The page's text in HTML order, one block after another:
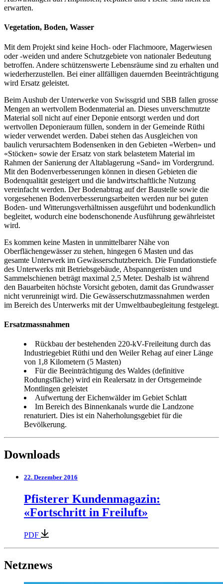
erwarten.
Vegetation, Boden, Wasser
Mit dem Projekt sind keine Hoch- oder Flachmoore, Magerwiesen
oder -weiden und andere Schutzgebiete von nationaler Bedeutung
betroffen. Andere schützenswerte Lebensräume sind zu erhalten und
wiederherzustellen. Bei einer allfälligen dauernden Beeinträchtigung
wird Ersatz geleistet.
Beim Aushub der Unterwerke von Swissgrid und SBB fallen grosse
Mengen an wertvollem Bodenmaterial an. Dieses unverschmutzte
Material soll nicht auf einer Deponie entsorgt werden und dort
wertvollen Deponieraum füllen, sondern in der Gemeinde Rüthi
wieder verwendet werden. Dabei stehen das Ausgleichen von
baulich verursachtem Bodensenken in den Gebieten «Werben» und
«Stöcken» sowie der Ersatz von stark belastetem Material im
Rahmen der Sanierung der Altablagerung «Sand» im Vordergrund.
Mit den Bodenverbesserungen können in diesen Gebieten die
Bodenqualität gesteigert und die landwirtschaftliche Nutzung
vereinfacht werden. Der Bodenabtrag auf der Baustelle sowie die
vorgesehenen Bodenverbesserungsarbeiten werden nur bei guten
Boden- und Witterungsverhältnissen ausgeführt und bodenkundlich
begleitet, wodurch eine bodenschonende Ausführung gewährleistet
wird.
Es kommen keine Masten in unmittelbarer Nähe von
Oberflächengewässer zu stehen, hingegen 6 Masten und das
gesamte Unterwerk im Gewässerschutzbereich. Die Fundationstiefe
des Unterwerks mit Betriebsgebäude, Abspanngerüsten und
Sammelschienen beträgt maximal 2,5 Meter. Deshalb ist während
den Bauarbeiten höchste Vorsicht geboten, damit das Grundwasser
nicht verunreinigt wird. Die Gewässerschutzmassnahmen werden
im Bereich des Unterwerks mit der Umweltbaubegleitung festgelegt.
Ersatzmassnahmen
Rückbau der bestehenden 220-kV-Freileitung durch das
Industriegebiet Rüthi und den Weiler Rehag auf einer Länge
von 1,8 Kilometern (5 Masten)
Für die Beeinträchtigung des Waldes (definitive
Rodungsfläche) wird ein Realersatz in der Ortsgemeinde
Montlingen geleistet
Aufwertung der Eichenwälder im Gebiet Schlatt
Im Bereich des Binnenkanals wurde die Landzone
renaturiert. Dies ist ein Naherholungsgebiet für die
Bevölkerung.
Downloads
22. Dezember 2016
Pfisterer Kundenmagazin:
«Fortschritt in Freiluft»
PDF
Netznews